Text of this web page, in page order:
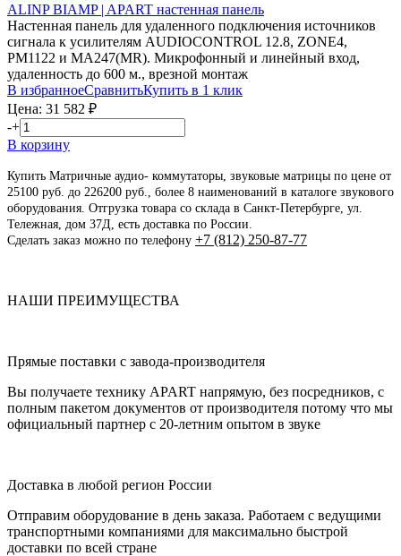
ALINPBIAMP | APART настенная панель
Настенная панель для удаленного подключения источников
сигнала к усилителям AUDIOCONTROL 12.8, ZONE4,
PM1122 и MA247(MR). Микрофонный и линейный вход,
удаленность до 600 м., врезной монтаж
В избранноеСравнитьКупить в 1 клик
Цена: 31 582 ₽
-+
В корзину
Купить Матричные аудио- коммутаторы, звуковые матрицы по цене от
25100 руб. до 226200 руб., более 8 наименований в каталоге звукового
оборудования. Отгрузка товара со склада в Санкт-Петербурге, ул.
Тележная, дом 37Д, есть доставка по России.
Сделать заказ можно по телефону +7 (812) 250-87-77
НАШИ ПРЕИМУЩЕСТВА
Прямые поставки с завода-производителя
Вы получаете технику APART напрямую, без посредников, с
полным пакетом документов от производителя потому что мы
официальный партнер с 20-летним опытом в звуке
Доставка в любой регион России
Отправим оборудование в день заказа. Работаем с ведущими
транспортными компаниями для максимально быстрой
доставки по всей стране